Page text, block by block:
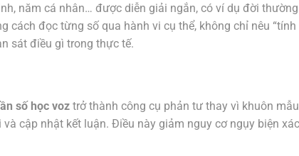
năm cá nhân… được diễn giải ngắn, có ví dụ đời
cách đọc từng số qua hành vi cụ thể, không chỉ nêu “tính
sát điều gì trong thực tế.
số học voz trở thành công cụ phản tư thay vì khuôn
cập nhật kết luận. Điều này giảm nguy cơ ngụy biện xác